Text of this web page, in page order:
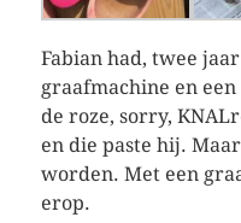
Fabian had, twee
graafmachine en
de roze, sorry,
en die paste hij.
worden. Met een
erop.